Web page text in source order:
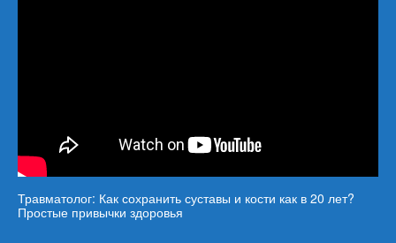
Травматолог: Как сохранить суставы и кости как в 20 лет?
Простые привычки здоровья